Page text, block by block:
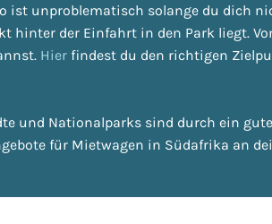
ist unproblematisch solange du dich
hinter der Einfahrt in den Park liegt.
Hier findest du den richtigen
und Nationalparks sind durch ein
für Mietwagen in Südafrika an